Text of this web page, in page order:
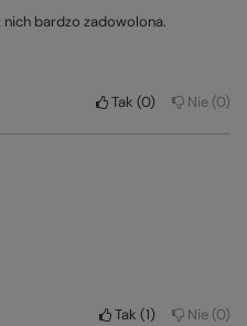
bardzo zadowolona.
Tak 0 Nie 0
Tak 1 Nie 0